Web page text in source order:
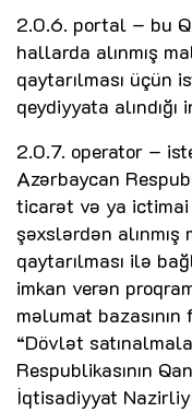
2.0.6. portal – bu
hallarda alınmış
qaytarılması üçün
qeydiyyata
2.0.7. operator –
Azərbaycan
ticarət və ya
şəxslərdən
qaytarılması ilə
imkan verən
məlumat
“Dövlət
Respublikasının
İqtisadiyyat